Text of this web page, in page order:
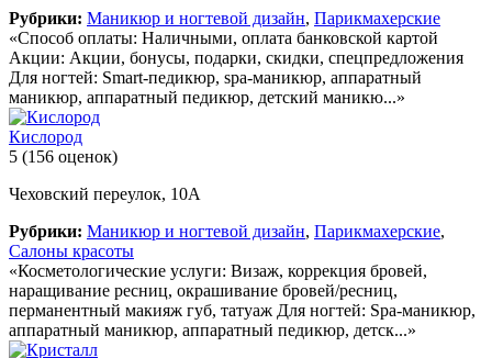
Рубрики: Маникюр и ногтевой дизайн, Парикмахерские
«Способ оплаты: Наличными, оплата банковской картой
Акции: Акции, бонусы, подарки, скидки, спецпредложения
Для ногтей: Smart-педикюр, spa-маникюр, аппаратный
маникюр, аппаратный педикюр, детский маникю...»
Кислород
5 (156 оценок)
Чеховский переулок, 10А
Рубрики: Маникюр и ногтевой дизайн, Парикмахерские,
Салоны красоты
«Косметологические услуги: Визаж, коррекция бровей,
наращивание ресниц, окрашивание бровей/ресниц,
перманентный макияж губ, татуаж Для ногтей: Spa-маникюр,
аппаратный маникюр, аппаратный педикюр, детск...»